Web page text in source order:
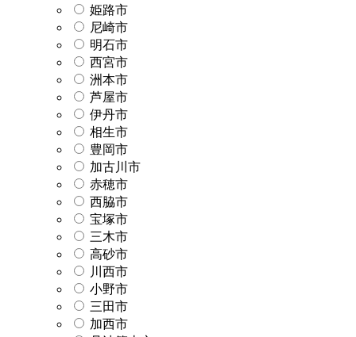
姫路市
尼崎市
明石市
西宮市
洲本市
芦屋市
伊丹市
相生市
豊岡市
加古川市
赤穂市
西脇市
宝塚市
三木市
高砂市
川西市
小野市
三田市
加西市